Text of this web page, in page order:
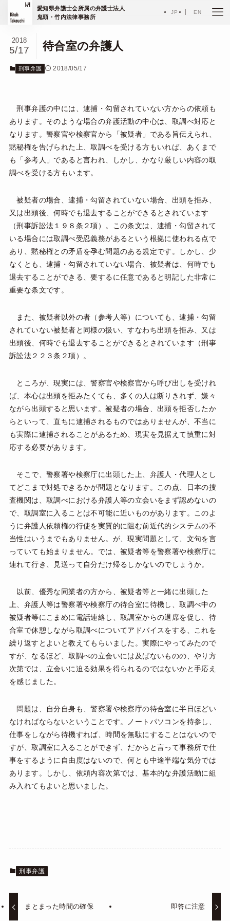
愛知県弁護士会所属の弁護士法人
鬼頭・竹内法律事務所
JP EN
ホーム エッセイ 刑事弁護
待合室の弁護人
2018
5/17
刑事弁護 2018/05/17
刑事弁護の中には、逮捕・勾留されていない方からの依頼も
あります。そのような場合の弁護活動の中心は、取調べ対応と
なります。警察官や検察官から「被疑者」である旨伝えられ、
黙秘権を告げられた上、取調べを受ける方もいれば、あくまで
も「参考人」であると言われ、しかし、かなり厳しい内容の取
調べを受ける方もいます。
被疑者の場合、逮捕・勾留されていない場合、出頭を拒み、
又は出頭後、何時でも退去することができるとされています
（刑事訴訟法１９８条２項）。この条文は、逮捕・勾留されて
いる場合には取調べ受忍義務があるという根拠に使われる点で
あり、黙秘権との矛盾を孕む問題のある規定です。しかし、少
なくとも、逮捕・勾留されていない場合、被疑者は、何時でも
退去することができる、要するに任意であると明記した非常に
重要な条文です。
また、被疑者以外の者（参考人等）についても、逮捕・勾留
されていない被疑者と同様の扱い、すなわち出頭を拒み、又は
出頭後、何時でも退去することができるとされています（刑事
訴訟法２２３条２項）。
ところが、現実には、警察官や検察官から呼び出しを受けれ
ば、本心は出頭を拒みたくても、多くの人は断りきれず、嫌々
ながら出頭すると思います。被疑者の場合、出頭を拒否したか
らといって、直ちに逮捕されるものではありませんが、不当に
も実際に逮捕されることがあるため、現実を見据えて慎重に対
応する必要があります。
そこで、警察署や検察庁に出頭した上、弁護人・代理人とし
てどこまで対処できるかが問題となります。この点、日本の捜
査機関は、取調べにおける弁護人等の立会いをまず認めないの
で、取調室に入ることは不可能に近いものがあります。このよ
うに弁護人依頼権の行使を実質的に阻む前近代的システムの不
当性はいうまでもありません。が、現実問題として、文句を言
っていても始まりません。では、被疑者等を警察署や検察庁に
連れて行き、見送って自分だけ帰るしかないのでしょうか。
以前、優秀な同業者の方から、被疑者等と一緒に出頭した
上、弁護人等は警察署や検察庁の待合室に待機し、取調べ中の
被疑者等にこまめに電話連絡し、取調室からの退席を促し、待
合室で休憩しながら取調べについてアドバイスをする、これを
繰り返すとよいと教えてもらいました。実際にやってみたので
すが、なるほど、取調べの立会いには及ばないものの、やり方
次第では、立会いに迫る効果を得られるのではないかと手応え
を感じました。
問題は、自分自身も、警察署や検察庁の待合室に半日ほどい
なければならないということです。ノートパソコンを持参し、
仕事をしながら待機すれば、時間を無駄にすることはないので
すが、取調室に入ることができず、だからと言って事務所で仕
事をするように自由度はないので、何とも中途半端な気分では
あります。しかし、依頼内容次第では、基本的な弁護活動に組
み入れてもよいと思いました。
刑事弁護
まとまった時間の確保 即答に注意